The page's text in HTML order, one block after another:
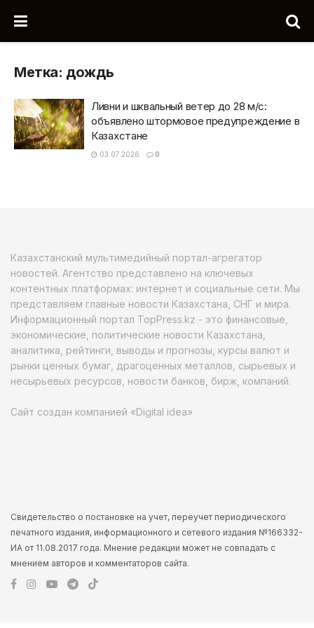
Метка: дождь
Ливни и шквальный ветер до 28 м/с:
объявлено штормовое предупреждение в
Казахстане
03.07.2026 0
Казахстанский мультимедийный портал-агрегатор
новостей. Агентство представлено на ключевых
контентных платформах: интернет и социальные сети. Мы
представляем главные новости Казахстана, СНГ и мира.
Информационный портал TopPress.kz - это финансовые,
экономические, политические новости Казахстана,
аналитика, рейтинги, выводы и прогнозы, курсы валют и
рынки ценных бумаг, драгоценных металлов, сырьевых и
несырьевых ресурсов, новости банков, бирж, компаний.
Сайт создан компанией «Digital idea»
Свидетельство о постановке на учет, переучет периодического
печатного издания, информационного и сетевого издания №166332-
ИА от 11.08.2017 года. Мнение редакции может не совпадать с
мнением авторов и комментаторов сайта.